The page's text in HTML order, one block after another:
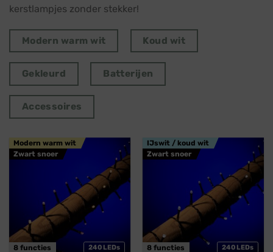
kerstlampjes zonder stekker!
Modern warm wit Koud wit
Gekleurd Batterijen
Accessoires
240 LEDs
Modern warm wit
Zwart snoer
8 functies 240 LEDs
IJswit / koud wit
Zwart snoer
8 functies